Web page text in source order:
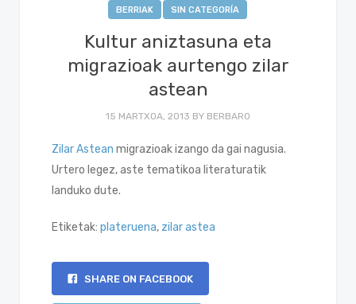
BERRIAK SIN CATEGORÍA
Kultur aniztasuna eta
migrazioak aurtengo zilar
astean
15 MARTXOA, 2013 BY BERBARO
Zilar Astean migrazioak izango da gai nagusia.
Urtero legez, aste tematikoa literaturatik
landuko dute.
Etiketak: plateruena, zilar astea
SHARE ON FACEBOOK